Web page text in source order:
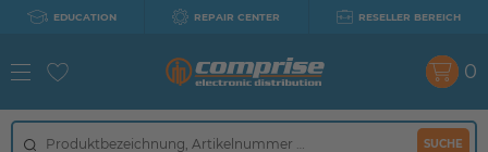
EDUCATION REPAIR CENTER RESELLER BEREICH
SUCHE
0